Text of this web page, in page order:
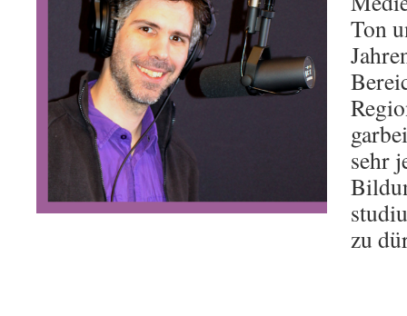
Ton
sehr
zu